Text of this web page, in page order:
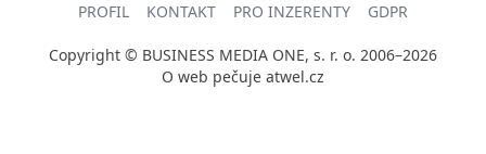
PROFIL KONTAKT PRO INZERENTY GDPR
Copyright © BUSINESS MEDIA ONE, s. r. o. 2006–2026